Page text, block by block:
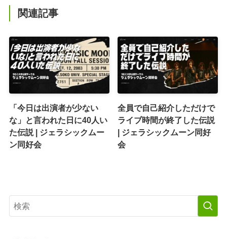
関連記事
「今日は出演者が少ない
な」と言われた日に40人い
た伝説 | ジェラシックムー
ン同好会
全員で自己紹介しただけで
ライブ時間が終了した伝説
| ジェラシックムーン同好
会